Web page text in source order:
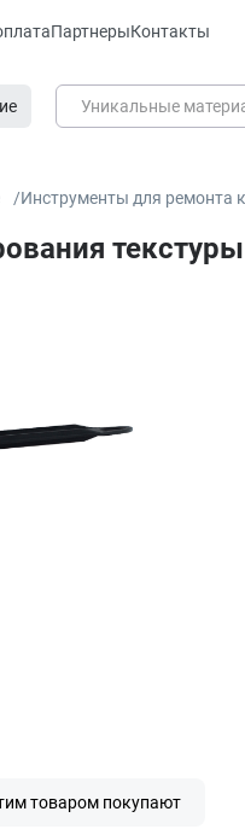
ПартнерыКонтакты
Инструменты для ремонта
товаром покупают